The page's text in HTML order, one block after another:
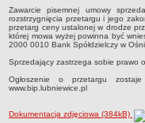
Głosowania
Protokoły z posiedzeń
Składy Komisji
Terminy posiedzeń
Plan pracy Komisji
Plan pracy pozostałych
Zawarcie pisemnej umowy
rozstrzygnięcia przetargu i jego
przetarg ceny ustalonej w drodze
której mowa wyżej powinna być
2000 0010 Bank Spółdzielczy w
Sprzedający zastrzega sobie prawo
Ogłoszenie o przetargu
www.bip.lubniewice.pl
Dokumentacja zdjęciowa (384kB)